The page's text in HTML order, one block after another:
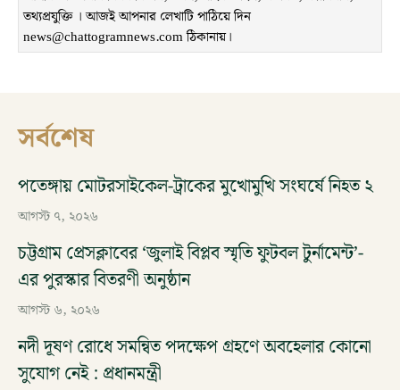
তথ্যপ্রযুক্তি । আজই আপনার লেখাটি পাঠিয়ে দিন
news@chattogramnews.com ঠিকানায়।
সর্বশেষ
পতেঙ্গায় মোটরসাইকেল-ট্রাকের মুখোমুখি সংঘর্ষে নিহত ২
আগস্ট ৭, ২০২৬
চট্টগ্রাম প্রেসক্লাবের ‘জুলাই বিপ্লব স্মৃতি ফুটবল টুর্নামেন্ট’-
এর পুরস্কার বিতরণী অনুষ্ঠান
আগস্ট ৬, ২০২৬
নদী দূষণ রোধে সমন্বিত পদক্ষেপ গ্রহণে অবহেলার কোনো
সুযোগ নেই : প্রধানমন্ত্রী